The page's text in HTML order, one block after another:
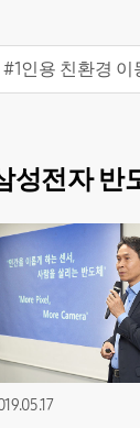
#1인용 친환경 이
성전자 반